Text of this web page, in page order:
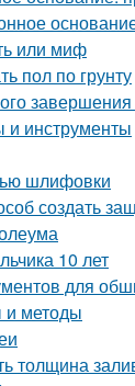
или миф
пол по грунту
и инструменты
шлифовки
создать
10 лет
для
и методы
толщина